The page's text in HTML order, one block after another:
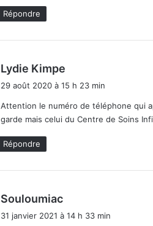
Répondre
Lydie Kimpe
:
29 août 2020 à 15 h 23 min
Attention le numéro de téléphone qui
garde mais celui du Centre de Soins
Répondre
Souloumiac
31 janvier 2021 à 14 h 33 min